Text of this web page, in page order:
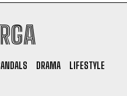
DRAMA
LIFESTYLE